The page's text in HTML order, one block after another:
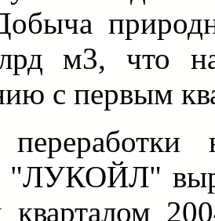
м3, что
с первым
"ЛУКОЙЛ"
кварталом